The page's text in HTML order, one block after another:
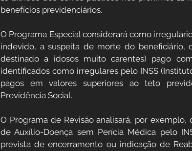
benefícios previdenciários.
O Programa Especial considerará como
indevido, a suspeita de morte do beneficiário,
destinado a idosos muito carentes) pago
identificados como irregulares pelo INSS
pagos em valores superiores ao teto
Previdência Social.
O Programa de Revisão analisará, por
de Auxílio-Doença sem Perícia Médica pelo
prevista de encerramento ou indicação de